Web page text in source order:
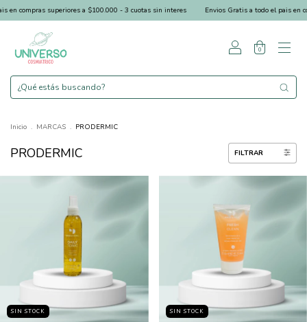
compras superiores a $100.000 - 3 cuotas sin interes Envios Gratis a todo el pais en
0
Inicio . MARCAS . PRODERMIC
PRODERMIC FILTRAR
SIN STOCK SIN STOCK